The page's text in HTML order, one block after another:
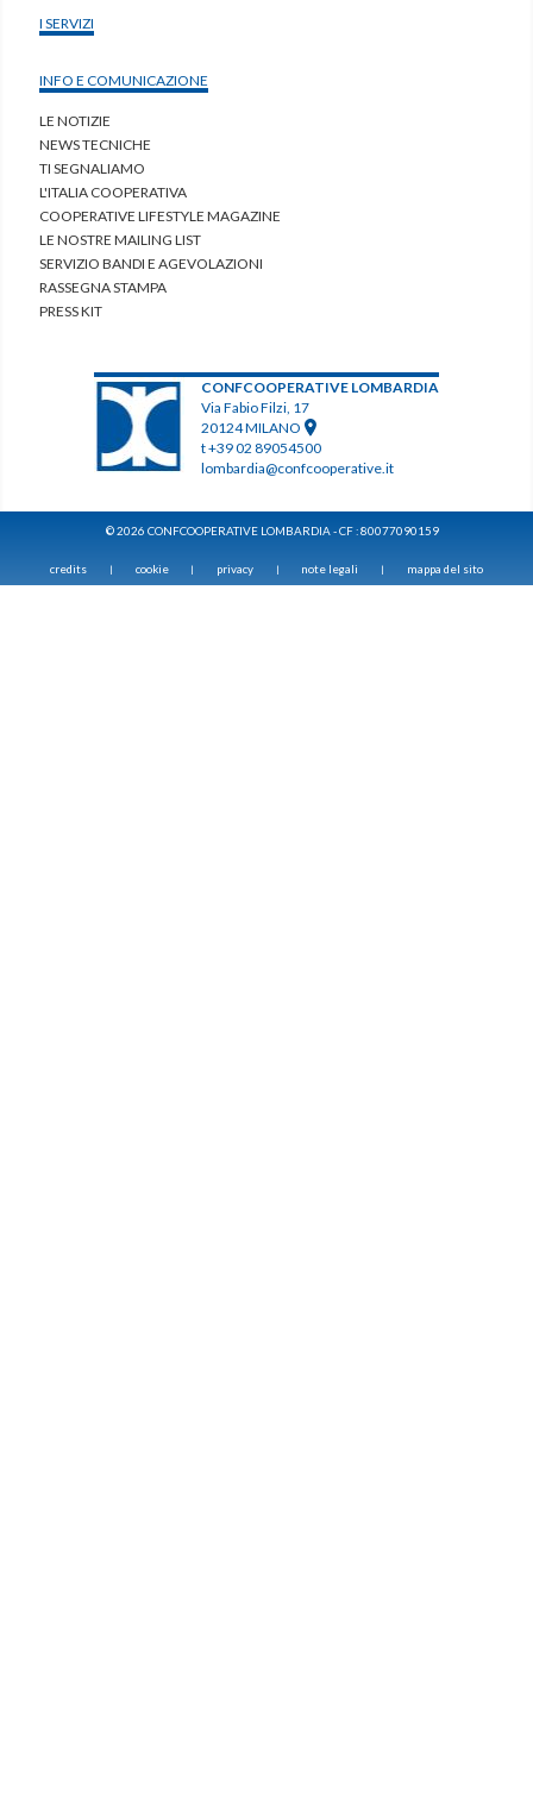
I SERVIZI
INFO E COMUNICAZIONE
LE NOTIZIE
NEWS TECNICHE
TI SEGNALIAMO
L'ITALIA COOPERATIVA
COOPERATIVE LIFESTYLE MAGAZINE
LE NOSTRE MAILING LIST
SERVIZIO BANDI E AGEVOLAZIONI
RASSEGNA STAMPA
PRESS KIT
CONFCOOPERATIVE LOMBARDIA
Via Fabio Filzi, 17
20124 MILANO
t +39 02 89054500
lombardia@confcooperative.it
© 2026 CONFCOOPERATIVE LOMBARDIA - CF : 80077090159
credits | cookie | privacy | note legali | mappa del sito